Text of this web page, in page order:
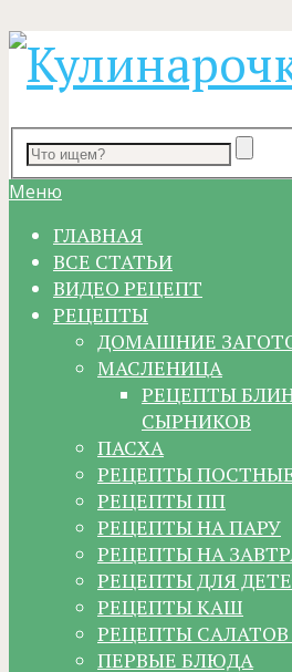
Меню
ГЛАВНАЯ
ВСЕ СТАТЬИ
ВИДЕО РЕЦЕПТ
РЕЦЕПТЫ
ДОМАШНИЕ
МАСЛЕНИЦА
РЕЦЕПТЫ
СЫРНИКОВ
ПАСХА
РЕЦЕПТЫ
РЕЦЕПТЫ ПП
РЕЦЕПТЫ НА ПАРУ
РЕЦЕПТЫ НА
РЕЦЕПТЫ ДЛЯ
РЕЦЕПТЫ КАШ
РЕЦЕПТЫ
ПЕРВЫЕ БЛЮДА